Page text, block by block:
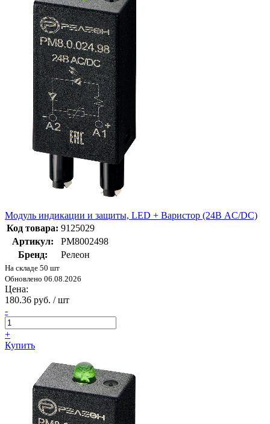
Модуль индикации и защиты, LED + Варистор (24В AC/DC)
Код товара: 9125029
Артикул:
PM8002498
Бренд:
Релеон
На складе 50 шт
Обновлено 06.08.2026
Цена:
180.36 руб. / шт
-
+
Купить